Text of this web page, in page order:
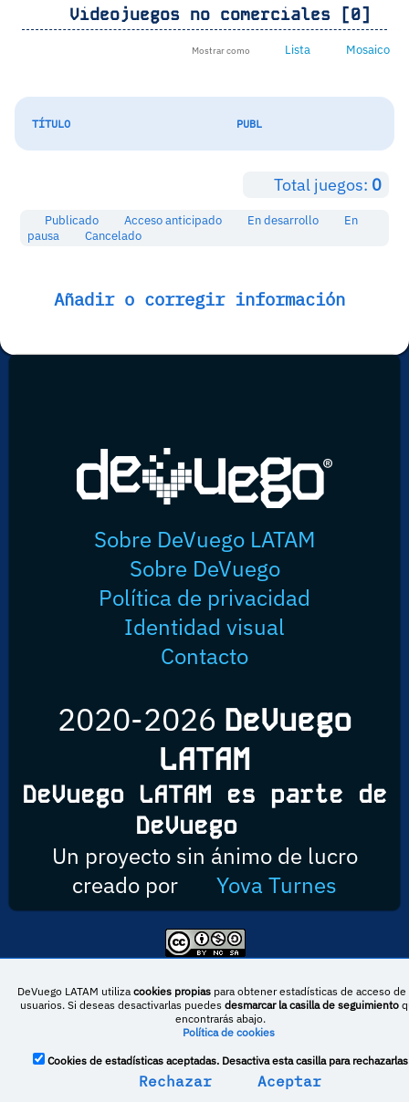
Videojuegos no comerciales [0]
Mostrar como Lista Mosaico
TÍTULO PUBL
Total juegos: 0
Publicado Acceso anticipado En desarrollo
En
pausa
Cancelado
Añadir o corregir información
Sobre DeVuego LATAM
Sobre DeVuego
Política de privacidad
Identidad visual
Contacto
2020-2026 DeVuego
LATAM
DeVuego LATAM es parte de
DeVuego
Un proyecto sin ánimo de lucro
creado por
Yova Turnes
Esta obra está bajo una licencia de Creative Commons Reconocimiento-
DeVuego España
DeVuego LATAM
DeVuego Portugal
DeVuego LATAM utiliza cookies propiaspara obtener estadísticas de acceso de
usuarios. Si deseas desactivarlas puedes desmarcar la casilla de seguimiento
encontrarás abajo.
Política de cookies
Cookies de estadísticas aceptadas. Desactiva esta casilla para
Rechazar Aceptar